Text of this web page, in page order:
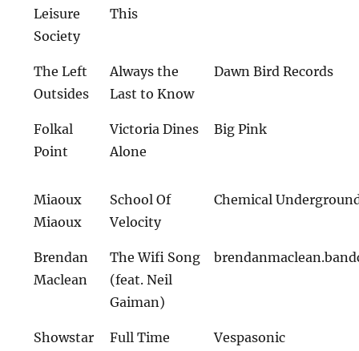
Leisure
Society
This
The Left
Outsides
Always the
Last to Know
Dawn Bird Records
Folkal
Point
Victoria Dines
Alone
Big Pink
Miaoux
Miaoux
School Of
Velocity
Chemical
Brendan
Maclean
The Wifi Song
(feat. Neil
Gaiman)
Showstar
Full Time
Vespasonic